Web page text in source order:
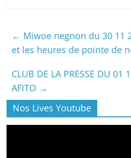
← Miwoe negnon du 30 11
et les heures de pointe de
CLUB DE LA PRESSE DU 01
AFITO →
Nos Lives Youtube